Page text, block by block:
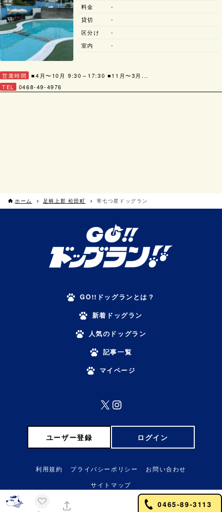
営業時間
■4月〜10月 9:30～17:30 ■11月〜3月...
TEL
0468-49-4976
料金
-
貸切
-
区分け
-
室内
-
ホーム 足柄上郡 松田町 寄七つ星ドッグラン
0465-89-3113
GO!!ドッグランとは？
新着ドッグラン
人気のドッグラン
記事一覧
マイページ
X Instagram
ユーザー登録 ログイン
利用規約 プライバシーポリシー
お問い合わせ
サイトマップ